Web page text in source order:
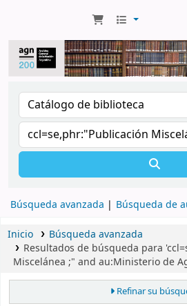
Búsqueda avanzada Búsqueda de
Inicio
Búsqueda avanzada
Resultados de búsqueda para
Miscelánea ;" and au:Ministerio de
Refinar su